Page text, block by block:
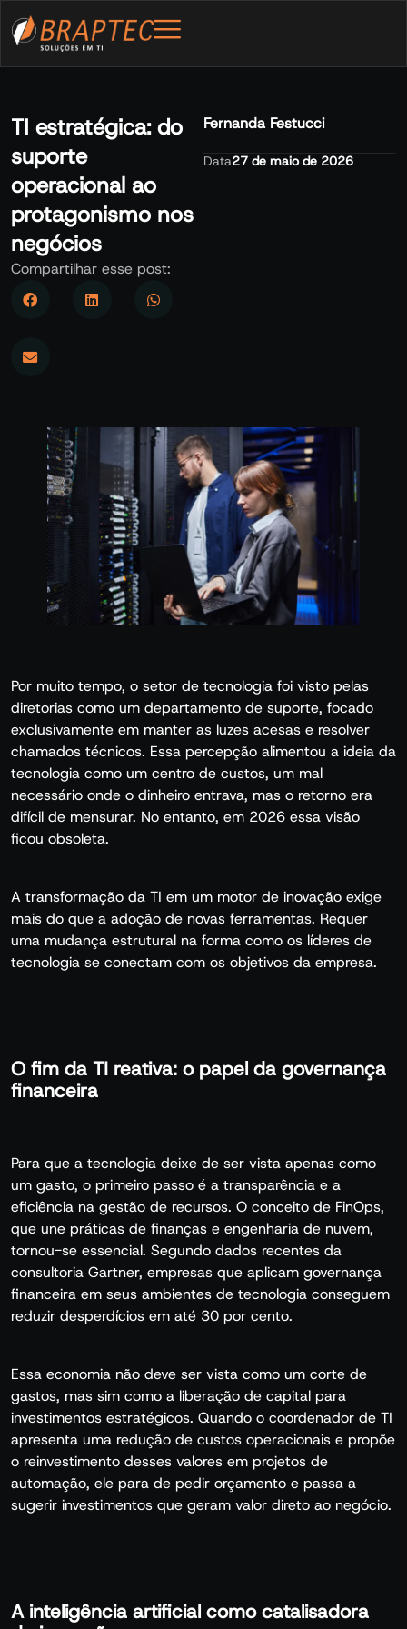
TI estratégica: do
suporte
operacional ao
protagonismo nos
negócios
Compartilhar esse post:
Fernanda Festucci
Data27 de maio de 2026
Por muito tempo, o setor de tecnologia foi visto pelas
diretorias como um departamento de suporte, focado
exclusivamente em manter as luzes acesas e resolver
chamados técnicos. Essa percepção alimentou a ideia da
tecnologia como um centro de custos, um mal
necessário onde o dinheiro entrava, mas o retorno era
difícil de mensurar. No entanto, em 2026 essa visão
ficou obsoleta.
A transformação da TI em um motor de inovação exige
mais do que a adoção de novas ferramentas. Requer
uma mudança estrutural na forma como os líderes de
tecnologia se conectam com os objetivos da empresa.
O fim da TI reativa: o papel da governança
financeira
Para que a tecnologia deixe de ser vista apenas como
um gasto, o primeiro passo é a transparência e a
eficiência na gestão de recursos. O conceito de FinOps,
que une práticas de finanças e engenharia de nuvem,
tornou-se essencial. Segundo dados recentes da
consultoria Gartner, empresas que aplicam governança
financeira em seus ambientes de tecnologia conseguem
reduzir desperdícios em até 30 por cento.
Essa economia não deve ser vista como um corte de
gastos, mas sim como a liberação de capital para
investimentos estratégicos. Quando o coordenador de TI
apresenta uma redução de custos operacionais e propõe
o reinvestimento desses valores em projetos de
automação, ele para de pedir orçamento e passa a
sugerir investimentos que geram valor direto ao negócio.
A inteligência artificial como catalisadora